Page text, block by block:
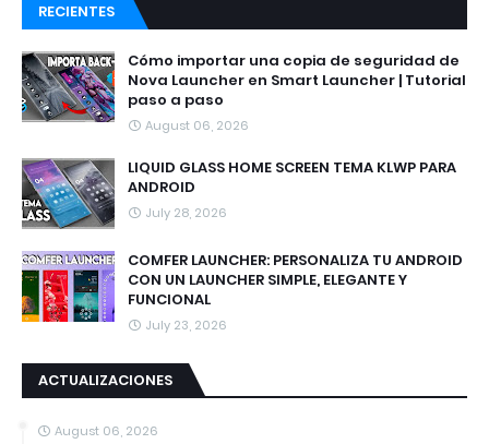
RECIENTES
Cómo importar una copia de seguridad de
Nova Launcher en Smart Launcher | Tutorial
paso a paso
August 06, 2026
LIQUID GLASS HOME SCREEN TEMA KLWP PARA
ANDROID
July 28, 2026
COMFER LAUNCHER: PERSONALIZA TU ANDROID
CON UN LAUNCHER SIMPLE, ELEGANTE Y
FUNCIONAL
July 23, 2026
ACTUALIZACIONES
August 06, 2026